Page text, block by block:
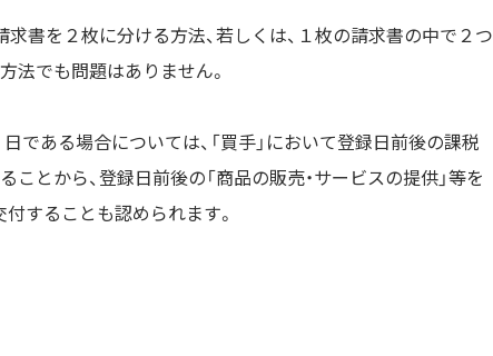
求書を２枚に分ける方法、若しくは、１枚の請求書の中で２つ
法でも問題はありません。
である場合については、「買手」において登録日前後の課税
とから、登録日前後の「商品の販売・サービスの提供」等を
することも認められます。